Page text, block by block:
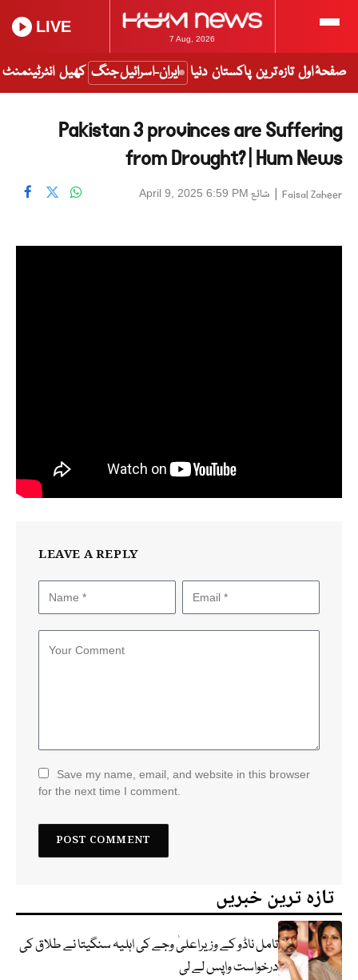
7 Aug, 2026
LIVE
صفحۂ اول تازہ ترین پاکستان دنیا ایران-اسرائیل جنگ کھیل انٹرٹینمنٹ
Pakistan 3 provinces are Suffering
from Drought? | Hum News
Faisal Zaheer
| شائع April 9, 2025 6:59 PM
LEAVE A REPLY
Save my name, email, and website in this browser
for the next time I comment.
تازہ ترین خبریں
تامل ناڈو کے وزیراعلیٰ وجے کی اہلیہ سنگیتا نے طلاق کی
درخواست واپس لے لی